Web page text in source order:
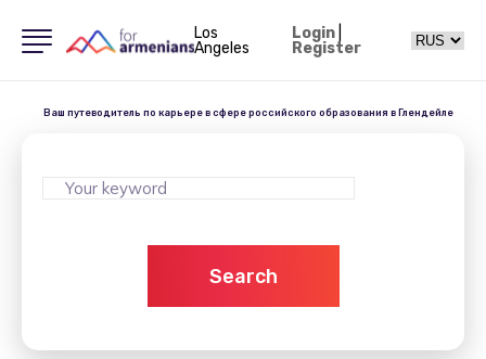
Los
Angeles
Login|
Register
Ваш путеводитель по карьере в сфере российского образования в Глендейле
Search